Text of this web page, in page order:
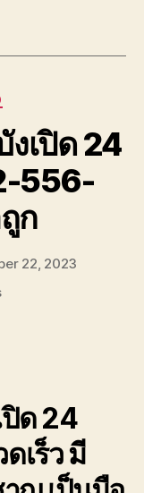
เปิด 24
556-
ก
22, 2023
on
เปิด
24
ชั่วโมง
โทร
082-
ด 24
เร็ว มี